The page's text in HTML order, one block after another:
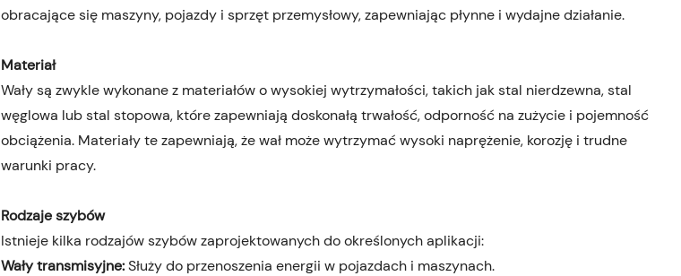
obracające się maszyny, pojazdy i sprzęt przemysłowy, zapewniając płynne i wydajne działanie.
Materiał
Wały są zwykle wykonane z materiałów o wysokiej wytrzymałości, takich jak stal nierdzewna, stal
węglowa lub stal stopowa, które zapewniają doskonałą trwałość, odporność na zużycie i pojemność
obciążenia. Materiały te zapewniają, że wał może wytrzymać wysoki naprężenie, korozję i trudne
warunki pracy.
Rodzaje szybów
Istnieje kilka rodzajów szybów zaprojektowanych do określonych aplikacji:
Wały transmisyjne:Służy do przenoszenia energii w pojazdach i maszynach.